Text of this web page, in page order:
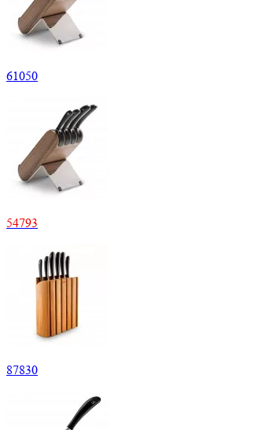
61050
54793
87830